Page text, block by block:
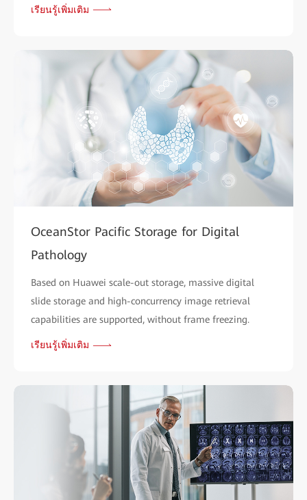
เรียนรู้เพิ่มเติม
OceanStor Pacific Storage for Digital
Pathology
Based on Huawei scale-out storage, massive digital
slide storage and high-concurrency image retrieval
capabilities are supported, without frame freezing.
เรียนรู้เพิ่มเติม